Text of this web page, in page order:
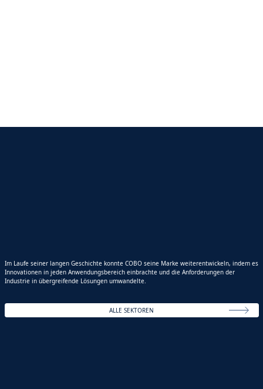
ALLE SEKTOREN
Im Laufe seiner langen Geschichte konnte COBO seine Marke weiterentwickeln, indem es
Innovationen in jeden Anwendungsbereich einbrachte und die Anforderungen der
Industrie in übergreifende Lösungen umwandelte.